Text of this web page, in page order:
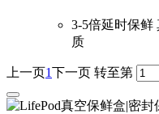
3-5倍延时保鲜
质
上一页1下一页 转至第